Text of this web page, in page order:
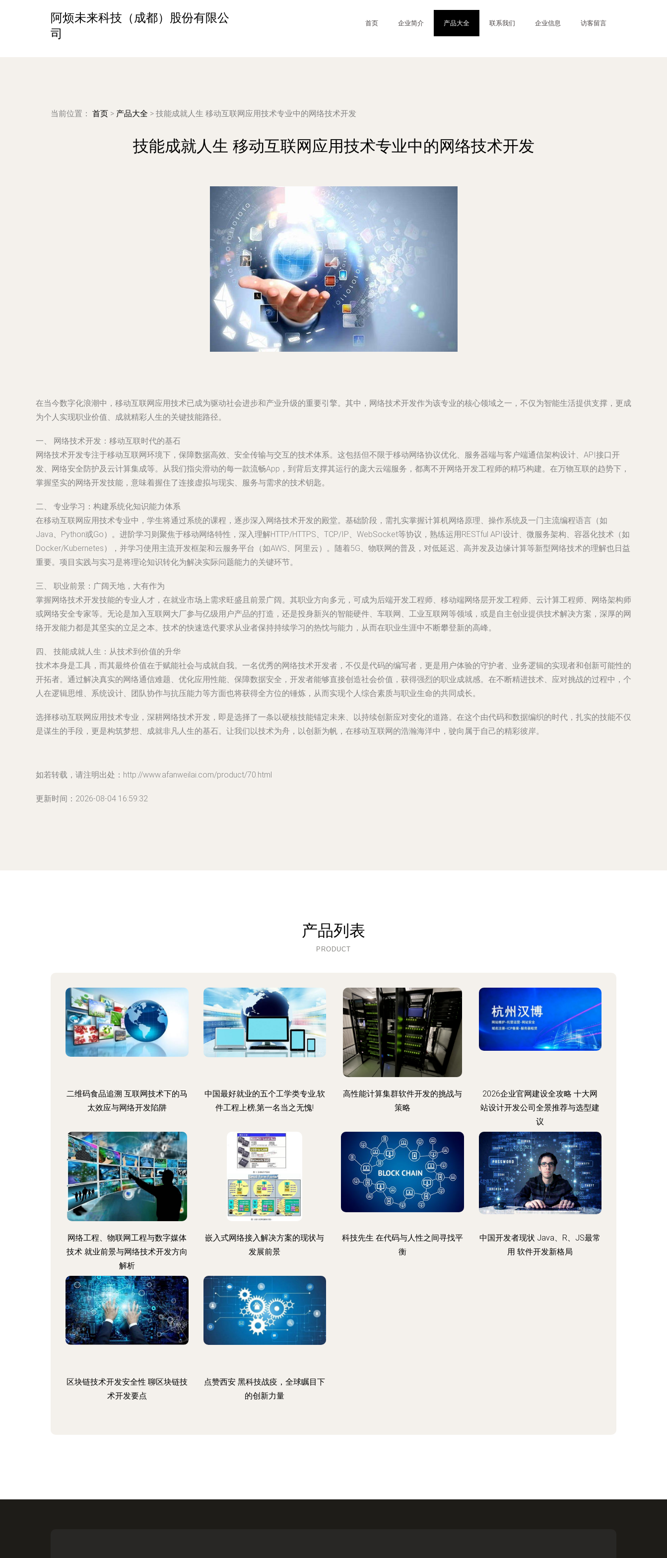
阿烦未来科技（成都）股份有限公
司
首页 企业简介 产品大全 联系我们 企业信息 访客留言
当前位置： 首页 > 产品大全 > 技能成就人生 移动互联网应用技术专业中的网络技术开发
技能成就人生 移动互联网应用技术专业中的网络技术开发
在当今数字化浪潮中，移动互联网应用技术已成为驱动社会进步和产业升级的重要引擎。其中，网络技术开发作为该专业的核心领域之一，不仅为智能生活提供支撑，更成
为个人实现职业价值、成就精彩人生的关键技能路径。
一、 网络技术开发：移动互联时代的基石
网络技术开发专注于移动互联网环境下，保障数据高效、安全传输与交互的技术体系。这包括但不限于移动网络协议优化、服务器端与客户端通信架构设计、API接口开
发、网络安全防护及云计算集成等。从我们指尖滑动的每一款流畅App，到背后支撑其运行的庞大云端服务，都离不开网络开发工程师的精巧构建。在万物互联的趋势下，
掌握坚实的网络开发技能，意味着握住了连接虚拟与现实、服务与需求的技术钥匙。
二、 专业学习：构建系统化知识能力体系
在移动互联网应用技术专业中，学生将通过系统的课程，逐步深入网络技术开发的殿堂。基础阶段，需扎实掌握计算机网络原理、操作系统及一门主流编程语言（如
Java、Python或Go）。进阶学习则聚焦于移动网络特性，深入理解HTTP/HTTPS、TCP/IP、WebSocket等协议，熟练运用RESTful API设计、微服务架构、容器化技术（如
Docker/Kubernetes），并学习使用主流开发框架和云服务平台（如AWS、阿里云）。随着5G、物联网的普及，对低延迟、高并发及边缘计算等新型网络技术的理解也日益
重要。项目实践与实习是将理论知识转化为解决实际问题能力的关键环节。
三、 职业前景：广阔天地，大有作为
掌握网络技术开发技能的专业人才，在就业市场上需求旺盛且前景广阔。其职业方向多元，可成为后端开发工程师、移动端网络层开发工程师、云计算工程师、网络架构师
或网络安全专家等。无论是加入互联网大厂参与亿级用户产品的打造，还是投身新兴的智能硬件、车联网、工业互联网等领域，或是自主创业提供技术解决方案，深厚的网
络开发能力都是其坚实的立足之本。技术的快速迭代要求从业者保持持续学习的热忱与能力，从而在职业生涯中不断攀登新的高峰。
四、 技能成就人生：从技术到价值的升华
技术本身是工具，而其最终价值在于赋能社会与成就自我。一名优秀的网络技术开发者，不仅是代码的编写者，更是用户体验的守护者、业务逻辑的实现者和创新可能性的
开拓者。通过解决真实的网络通信难题、优化应用性能、保障数据安全，开发者能够直接创造社会价值，获得强烈的职业成就感。在不断精进技术、应对挑战的过程中，个
人在逻辑思维、系统设计、团队协作与抗压能力等方面也将获得全方位的锤炼，从而实现个人综合素质与职业生命的共同成长。
选择移动互联网应用技术专业，深耕网络技术开发，即是选择了一条以硬核技能锚定未来、以持续创新应对变化的道路。在这个由代码和数据编织的时代，扎实的技能不仅
是谋生的手段，更是构筑梦想、成就非凡人生的基石。让我们以技术为舟，以创新为帆，在移动互联网的浩瀚海洋中，驶向属于自己的精彩彼岸。
如若转载，请注明出处：http://www.afanweilai.com/product/70.html
更新时间：2026-08-04 16:59:32
产品列表
PRODUCT
二维码食品追溯 互联网技术下的马
太效应与网络开发陷阱
中国最好就业的五个工学类专业,软
件工程上榜,第一名当之无愧!
高性能计算集群软件开发的挑战与
策略
2026企业官网建设全攻略 十大网
站设计开发公司全景推荐与选型建
议
网络工程、物联网工程与数字媒体
技术 就业前景与网络技术开发方向
解析
嵌入式网络接入解决方案的现状与
发展前景
科技先生 在代码与人性之间寻找平
衡
中国开发者现状 Java、R、JS最常
用 软件开发新格局
区块链技术开发安全性 聊区块链技
术开发要点
点赞西安 黑科技战疫，全球瞩目下
的创新力量